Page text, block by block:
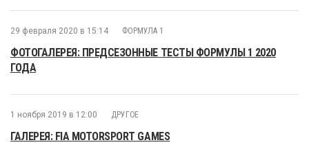
29 февраля 2020 в 15:14 ФОРМУЛА 1
ФОТОГАЛЕРЕЯ: ПРЕДСЕЗОННЫЕ ТЕСТЫ ФОРМУЛЫ 1 2020
ГОДА
1 ноября 2019 в 12:00 ДРУГОЕ
ГАЛЕРЕЯ: FIA MOTORSPORT GAMES